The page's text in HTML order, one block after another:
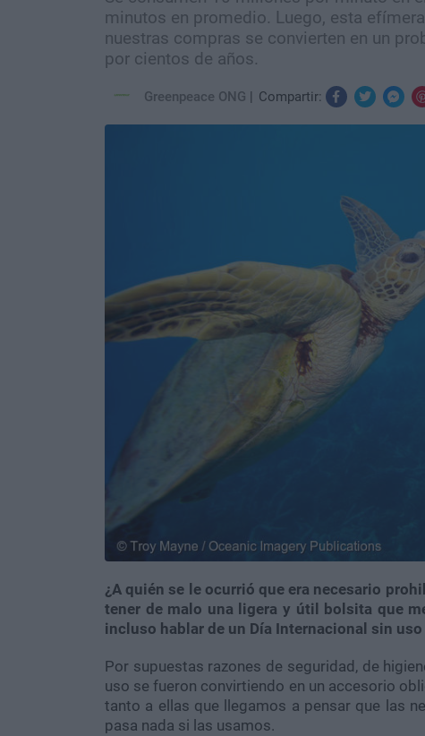
minutos en promedio. Luego, esta
nuestras compras se convierten en un
por cientos de años.
Greenpeace ONG Compartir:
¿A quién se le ocurrió que era necesario
tener de malo una ligera y útil bolsita que
incluso hablar de un Día Internacional sin
Por supuestas razones de seguridad, de
uso se fueron convirtiendo en un accesorio
tanto a ellas que llegamos a pensar que las
pasa nada si las usamos.